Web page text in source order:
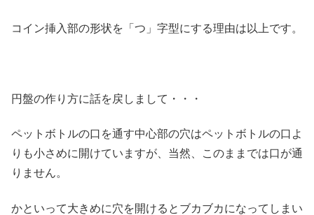
コイン挿入部の形状を「つ」字型にする理由は以上です。
円盤の作り方に話を戻しまして・・・
ペットボトルの口を通す中心部の穴はペットボトルの口よ
りも小さめに開けていますが、当然、このままでは口が通
りません。
かといって大きめに穴を開けるとブカブカになってしまい